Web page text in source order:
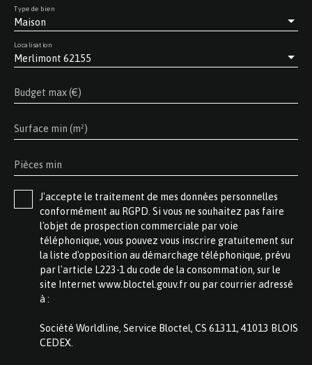
Maison
Type de bien
Merlimont 62155
Localisation
Budget max (€)
Surface min (m²)
Pièces min
J'accepte le traitement de mes données personnelles
conformément au RGPD. Si vous ne souhaitez pas faire
l'objet de prospection commerciale par voie
téléphonique, vous pouvez vous inscrire gratuitement sur
la liste d'opposition au démarchage téléphonique, prévu
par l'article L223-1 du code de la consommation, sur le
site Internet www.bloctel.gouv.fr ou par courrier adressé
à :
Société Worldline, Service Bloctel, CS 61311, 41013 BLOIS
CEDEX.